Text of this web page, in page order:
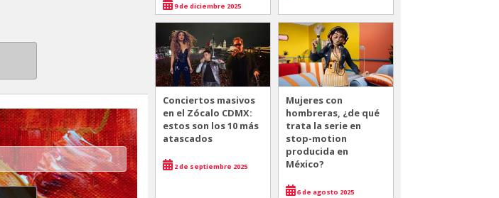
9 de diciembre 2025
Conciertos masivos
en el Zócalo CDMX:
estos son los 10 más
atascados
2 de septiembre 2025
Mujeres con
hombreras, ¿de qué
trata la serie en
stop-motion
producida en
México?
6 de agosto 2025